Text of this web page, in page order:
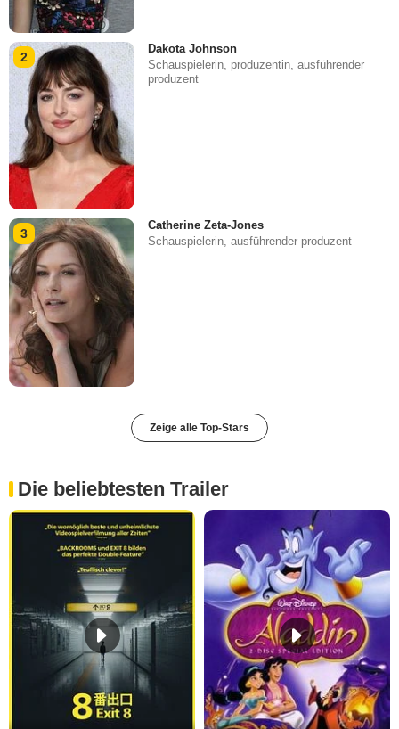
2
Dakota Johnson
Schauspielerin, produzentin, ausführender
produzent
3
Catherine Zeta-Jones
Schauspielerin, ausführender produzent
Zeige alle Top-Stars
Die beliebtesten Trailer